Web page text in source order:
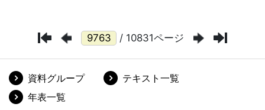
/ 10831ページ
資料グループ
テキスト一覧
年表一覧